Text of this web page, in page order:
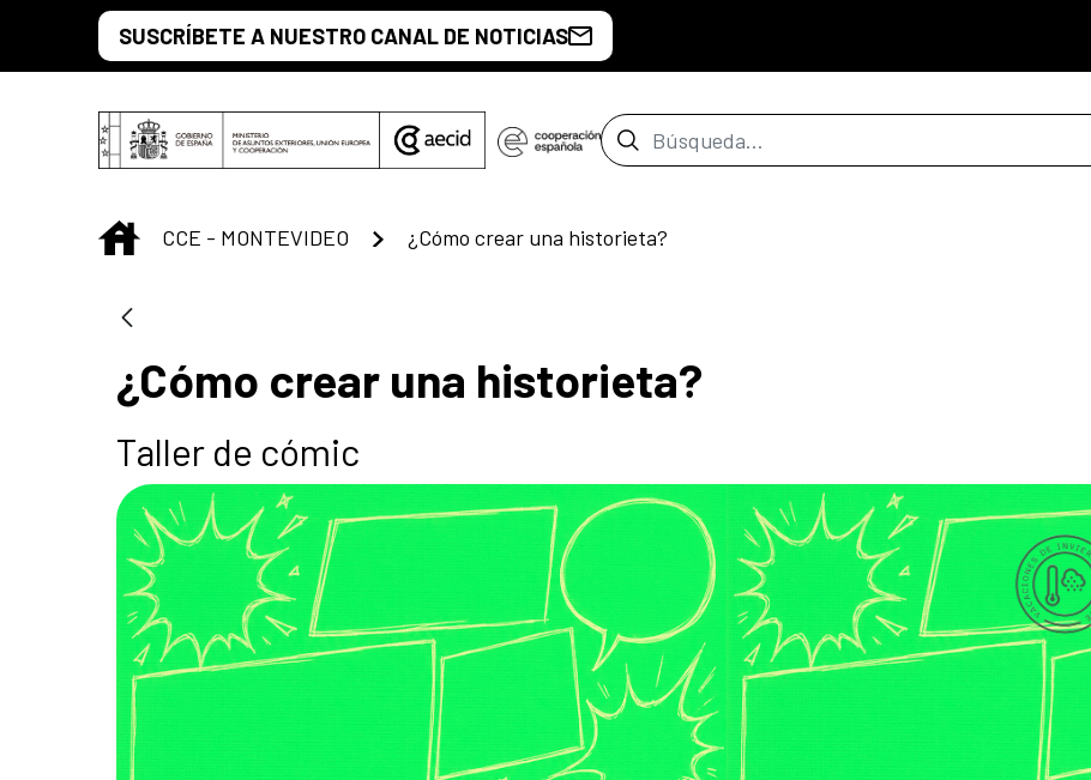
Saltar al contenido principal
SUSCRÍBETE A NUESTRO CANAL DE NOTICIAS
Barra de búsqueda
INICIO
CCE - MONTEVIDEO ¿Cómo crear una historieta?
¿Cómo crear una historieta?
Taller de cómic